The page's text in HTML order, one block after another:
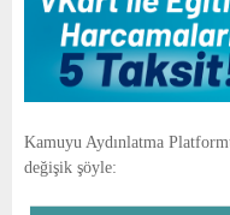
E
N
Kamuyu Aydınlatma
değişik şöyle: